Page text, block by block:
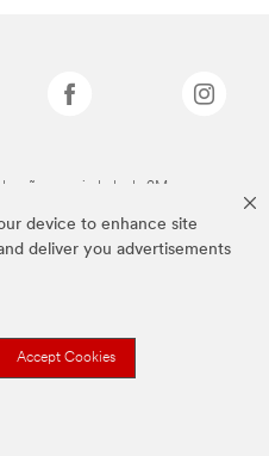
device to enhance site
deliver you advertisements
Accept Cookies
são propriedade da 3M.